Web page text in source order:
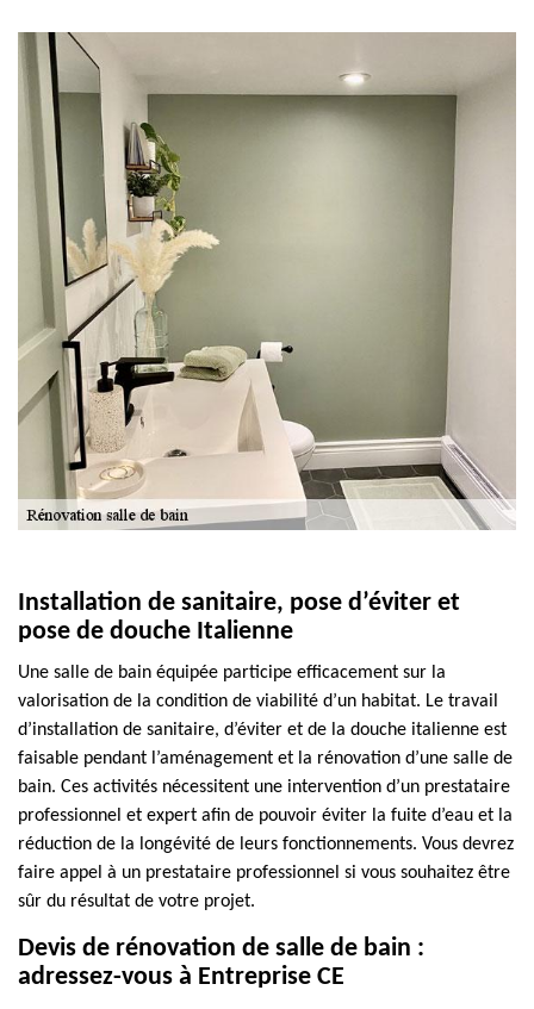
Installation de sanitaire, pose d’éviter et
pose de douche Italienne
Une salle de bain équipée participe efficacement sur la
valorisation de la condition de viabilité d’un habitat. Le travail
d’installation de sanitaire, d’éviter et de la douche italienne est
faisable pendant l’aménagement et la rénovation d’une salle de
bain. Ces activités nécessitent une intervention d’un prestataire
professionnel et expert afin de pouvoir éviter la fuite d’eau et la
réduction de la longévité de leurs fonctionnements. Vous devrez
faire appel à un prestataire professionnel si vous souhaitez être
sûr du résultat de votre projet.
Devis de rénovation de salle de bain :
adressez-vous à Entreprise CE